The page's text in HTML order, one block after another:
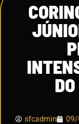
sfcadmin